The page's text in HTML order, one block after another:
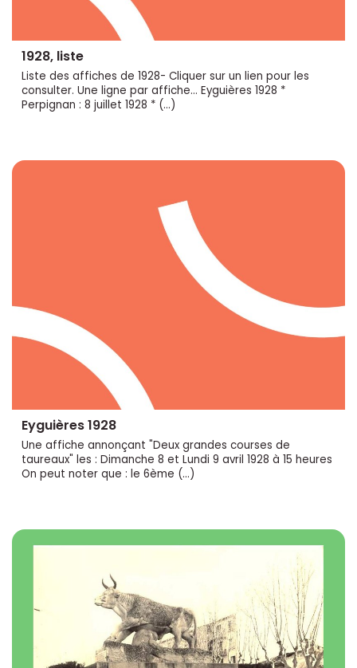
1928, liste
Liste des affiches de 1928- Cliquer sur un lien pour les
consulter. Une ligne par affiche... Eyguières 1928 *
Perpignan : 8 juillet 1928 * (…)
Eyguières 1928
Une affiche annonçant "Deux grandes courses de
taureaux" les : Dimanche 8 et Lundi 9 avril 1928 à 15 heures
On peut noter que : le 6ème (…)